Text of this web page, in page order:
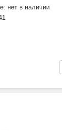
нет в наличии